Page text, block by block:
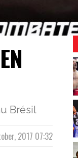
Brésil
2017 07:32